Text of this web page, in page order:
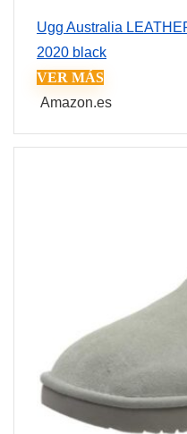
Ugg Australia
2020 black
VER MÁS
Amazon.es